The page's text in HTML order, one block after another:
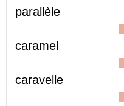
parallèle
caramel
caravelle